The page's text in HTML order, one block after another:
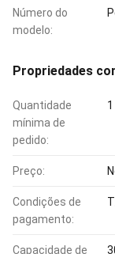
Número do
modelo:
Propriedades
Quantidade
mínima de
pedido:
Preço:
Condições de
pagamento:
Capacidade de